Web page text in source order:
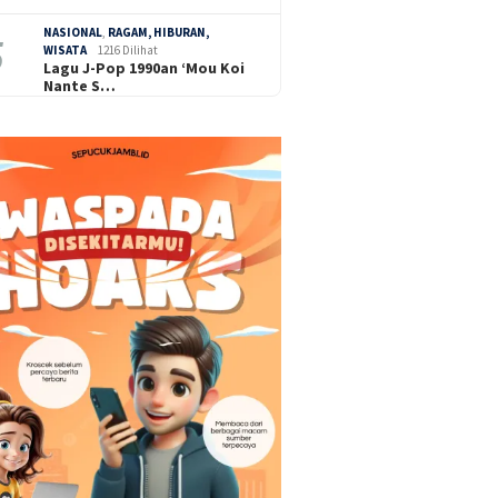
NASIONAL RAGAM, HIBURAN,
WISATA
1216 Dilihat
Lagu J-Pop 1990an ‘Mou Koi
Nante S…